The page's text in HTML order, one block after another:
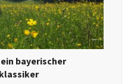
bayerischer